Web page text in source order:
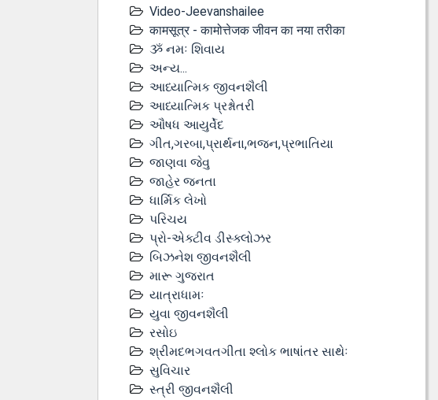
Video-Jeevanshailee
कामसूत्र - कामोत्तेजक जीवन का नया तरीका
ૐ નમઃ શિવાય
અન્ય...
આધ્યાત્મિક જીવનશૈલી
આધ્યાત્મિક પ્રશ્નોતરી
ઔષધ આયુર્વેદ
ગીત,ગરબા,પ્રાર્થના,ભજન,પ્રભાતિયા
જાણવા જેવુ
જાહેર જનતા
ધાર્મિક લેખો
પરિચય
પ્રો-એક્ટીવ ડીસ્‍ક્લોઝર
બિઝનેશ જીવનશૈલી
મારૂ ગુજરાત
યાત્રાધામઃ
યુવા જીવનશૈલી
રસોઇ
શ્રીમદભગવતગીતા શ્લોક ભાષાંતર સાથેઃ
સુવિચાર
સ્ત્રી જીવનશૈલી